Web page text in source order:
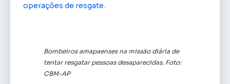
operações de resgate.
Bombeiros amapaenses na missão diária de
tentar resgatar pessoas desaparecidas. Foto:
CBM-AP